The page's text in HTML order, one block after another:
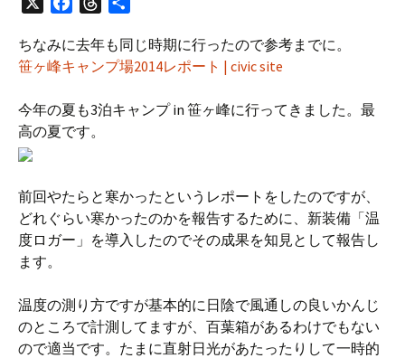
c
e
o
o
r
e
d
ちなみに去年も同じ時期に行ったので参考までに。
笹ヶ峰キャンプ場2014レポート | civic site
今年の夏も3泊キャンプ in 笹ヶ峰に行ってきました。最
高の夏です。
前回やたらと寒かったというレポートをしたのですが、
どれぐらい寒かったのかを報告するために、新装備「温
度ロガー」を導入したのでその成果を知見として報告し
ます。
温度の測り方ですが基本的に日陰で風通しの良いかんじ
のところで計測してますが、百葉箱があるわけでもない
ので適当です。たまに直射日光があたったりして一時的